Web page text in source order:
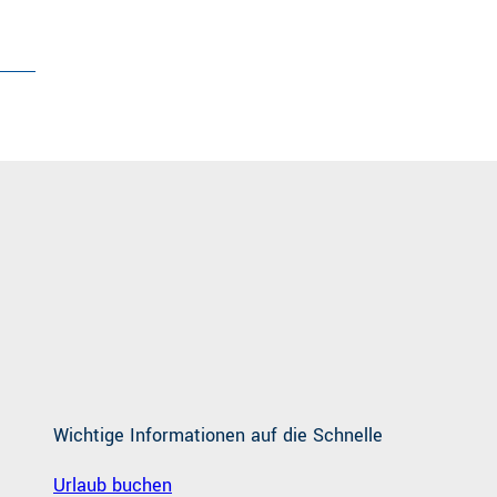
Wichtige Informationen auf die Schnelle
Urlaub buchen